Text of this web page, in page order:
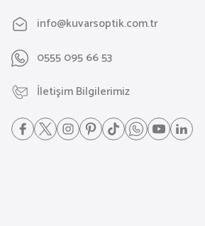
info@kuvarsoptik.com.tr
0555 095 66 53
İletişim Bilgilerimiz